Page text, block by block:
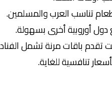
العرب والمسلمين.
أخرى بسهولة.
باقات مرنة تشمل الفنادق
للغاية.